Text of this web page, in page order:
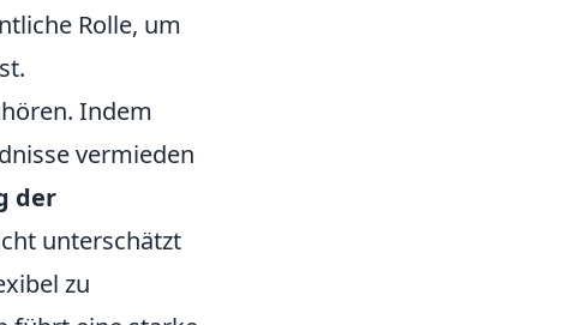
Rolle, um
Indem
vermieden
der
unterschätzt
zu